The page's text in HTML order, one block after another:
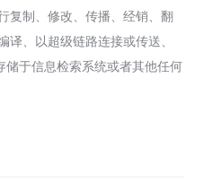
复制、修改、传播、经销、翻
、以超级链路连接或传送、
于信息检索系统或者其他任何